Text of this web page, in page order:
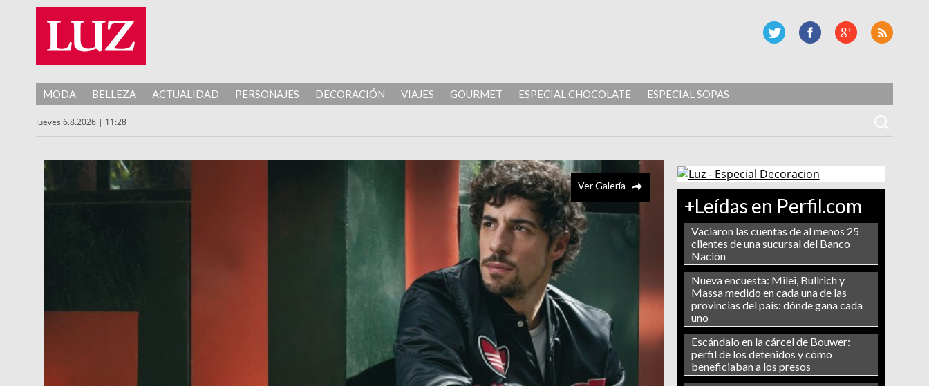
MODA BELLEZA ACTUALIDAD PERSONAJES DECORACIÓN VIAJES GOURMET ESPECIAL CHOCOLATE ESPECIAL SOPAS
Jueves 6.8.2026 | 11:28
+Leídas en Perfil.com
Vaciaron las cuentas de al menos 25
clientes de una sucursal del Banco
Nación
Nueva encuesta: Milei, Bullrich y
Massa medido en cada una de las
provincias del país: dónde gana cada
uno
Escándalo en la cárcel de Bouwer:
perfil de los detenidos y cómo
beneficiaban a los presos
Ver Galería